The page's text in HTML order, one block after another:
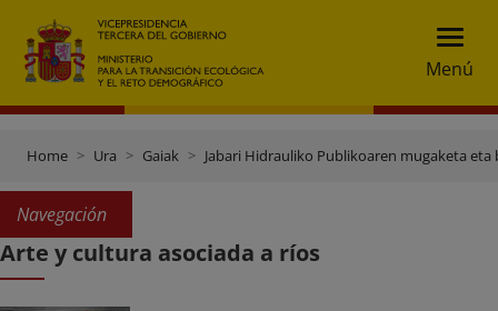
Menú
Home Ura Gaiak Jabari Hidrauliko Publikoaren mugaketa eta
Navegación
Arte y cultura asociada a ríos